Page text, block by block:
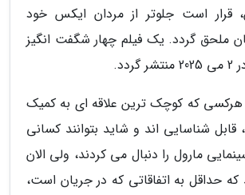
قرار است جلوتر از مردان ایکس خود
ملحق گردد. یک فیلم چهار شگفت انگیز
هرکسی که کوچک ترین علاقه ای به کمیک
شناسایی اند و شاید بتوانند کسانی
مارول را دنبال می کردند، ولی الان
که حداقل به اتفاقاتی که در جریان است،